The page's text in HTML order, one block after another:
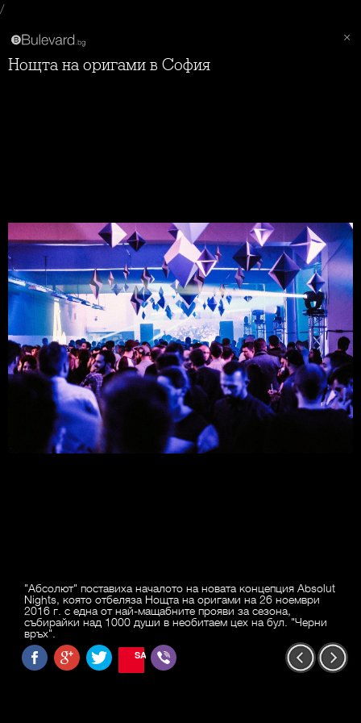
/
Нощта на оригами в София
"Абсолют" поставиха началото на новата концепция Absolut
Nights, която отбеляза Нощта на оригами на 26 ноември
2016 г. с една от най-мащабните прояви за сезона,
събирайки над 1000 души в необитаем цех на бул. "Черни
връх".
SAVE